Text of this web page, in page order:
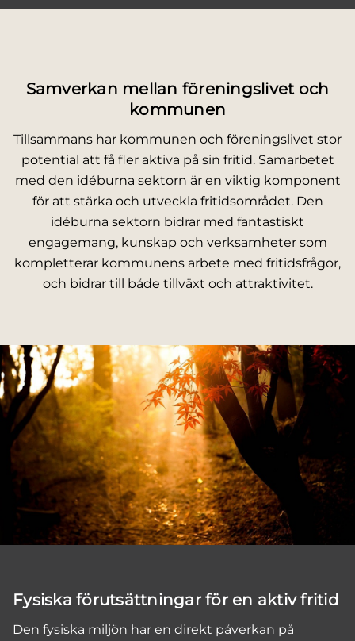
Samverkan mellan föreningslivet och
kommunen
Tillsammans har kommunen och föreningslivet stor
potential att få fler aktiva på sin fritid. Samarbetet
med den idéburna sektorn är en viktig komponent
för att stärka och utveckla fritidsområdet. Den
idéburna sektorn bidrar med fantastiskt
engagemang, kunskap och verksamheter som
kompletterar kommunens arbete med fritidsfrågor,
och bidrar till både tillväxt och attraktivitet.
Fysiska förutsättningar för en aktiv fritid
Den fysiska miljön har en direkt påverkan på